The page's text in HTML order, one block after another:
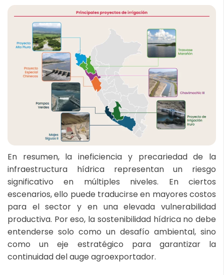
En resumen, la ineficiencia y precariedad de la
infraestructura hídrica representan un riesgo
significativo en múltiples niveles. En ciertos
escenarios, ello puede traducirse en mayores costos
para el sector y en una elevada vulnerabilidad
productiva. Por eso, la sostenibilidad hídrica no debe
entenderse solo como un desafío ambiental, sino
como un eje estratégico para garantizar la
continuidad del auge agroexportador.